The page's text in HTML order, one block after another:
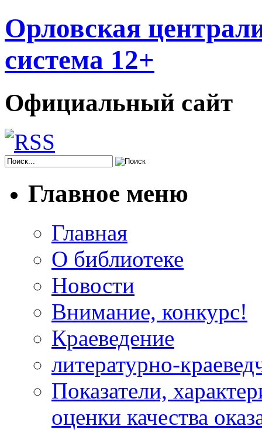
Орловская
система 12+
Официальный сайт
Главное меню
Главная
О библиотеке
Новости
Внимание, конкурс!
Краеведение
литературно-
Показатели,
оценки качества